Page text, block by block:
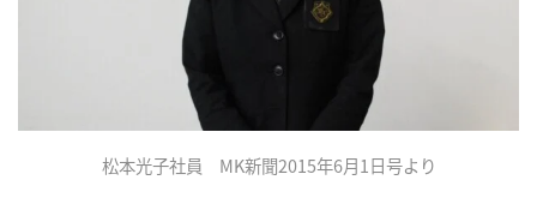
松本光子社員 MK新聞2015年6月1日号より